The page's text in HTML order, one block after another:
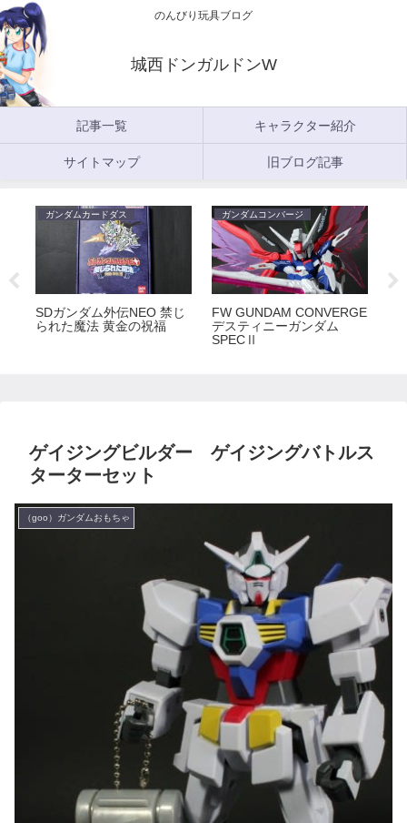
のんびり玩具ブログ
城西ドンガルドンW
記事一覧 キャラクター紹介
サイトマップ 旧ブログ記事
ガンダムカードダス
SDガンダム外伝NEO 禁じ
られた魔法 黄金の祝福
ガンダムコンバージ
FW GUNDAM CONVERGE
デスティニーガンダム
SPECⅡ
ゲイジングビルダー ゲイジングバトルス
ターターセット
（goo）ガンダムおもちゃ